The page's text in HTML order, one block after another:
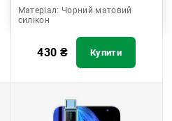
Матеріал: Чорний матовий
силікон
430 ₴ Купити